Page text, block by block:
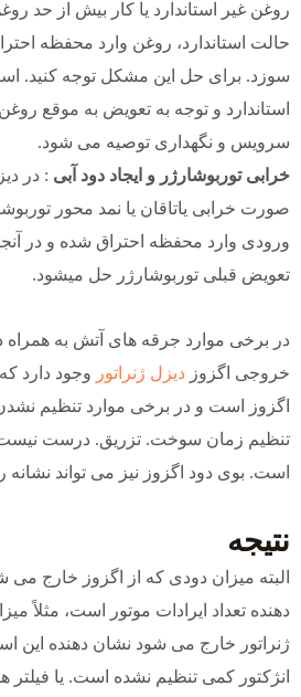
روغن غیر استاندارد یا کار بیش از حد
حالت استاندارد، روغن وارد محفظه
سوزد. برای حل این مشکل توجه کنید.
استاندارد و توجه به تعویض به موقع
سرویس و نگهداری توصیه می شود.
خرابی توربوشارژر و ایجاد دود آبی : در
صورت خرابی یاتاقان یا نمد محور
ورودی وارد محفظه احتراق شده و در
تعویض قبلی توربوشارژر حل میشود.
در برخی موارد جرقه های آتش به همراه
خروجی اگزوز دیزل ژنراتور وجود دارد
اگزوز است و در برخی موارد تنظیم
تنظیم زمان سوخت. تزریق. درست
است. بوی دود اگزوز نیز می تواند
نتیجه
البته میزان دودی که از اگزوز خارج
دهنده تعداد ایرادات موتور است، مثلاً
ژنراتور خارج می شود نشان دهنده این